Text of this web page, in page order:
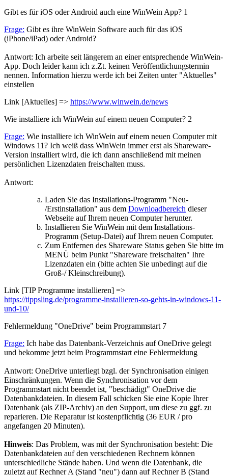
Gibt es für iOS oder Android auch eine WinWein App? 1
Frage: Gibt es ihre WinWein Software auch für das iOS
(iPhone/iPad) oder Android?
Antwort: Ich arbeite seit längerem an einer entsprechende WinWein-
App. Doch leider kann ich z.Zt. keinen Veröffentlichungstermin
nennen. Information hierzu werde ich bei Zeiten unter "Aktuelles"
einstellen
Link [Aktuelles] => https://www.winwein.de/news
Wie installiere ich WinWein auf einem neuen Computer? 2
Frage: Wie installiere ich WinWein auf einem neuen Computer mit
Windows 11? Ich weiß dass WinWein immer erst als Shareware-
Version installiert wird, die ich dann anschließend mit meinen
persönlichen Lizenzdaten freischalten muss.
Antwort:
Laden Sie das Installations-Programm "Neu-
/Erstinstallation" aus dem Downloadbereich dieser
Webseite auf Ihrem neuen Computer herunter.
Installieren Sie WinWein mit dem Installations-
Programm (Setup-Datei) auf Ihrem neuen Computer.
Zum Entfernen des Shareware Status geben Sie bitte im
MENÜ beim Punkt "Shareware freischalten" Ihre
Lizenzdaten ein (bitte achten Sie unbedingt auf die
Groß-/ Kleinschreibung).
Link [TIP Programme installieren] =>
https://tippsling.de/programme-installieren-so-gehts-in-windows-11-
und-10/
Fehlermeldung "OneDrive" beim Programmstart 7
Frage: Ich habe das Datenbank-Verzeichnis auf OneDrive gelegt
und bekomme jetzt beim Programmstart eine Fehlermeldung
Antwort: OneDrive unterliegt bzgl. der Synchronisation einigen
Einschränkungen. Wenn die Synchronisation vor dem
Programmstart nicht beendet ist, "beschädigt" OneDrive die
Datenbankdateien. In diesem Fall schicken Sie eine Kopie Ihrer
Datenbank (als ZIP-Archiv) an den Support, um diese zu ggf. zu
reparieren. Die Reparatur ist kostenpflichtig (36 EUR / pro
angefangen 20 Minuten).
Hinweis: Das Problem, was mit der Synchronisation besteht: Die
Datenbankdateien auf den verschiedenen Rechnern können
unterschiedliche Stände haben. Und wenn die Datenbank, die
zuletzt auf Rechner A (Stand "neu") dann auf Rechner B (Stand